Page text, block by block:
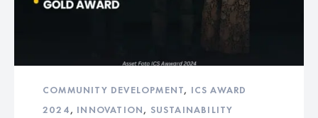
COMMUNITY DEVELOPMENT, ICS AWARD
2024, INNOVATION, SUSTAINABILITY